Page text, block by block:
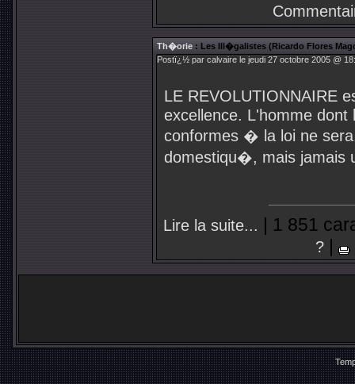
Th�orie : Les Ill�galistes (Ricardo Flores
Postï¿½ par calvaire le jeudi 27 octobre 2005 @
LE REVOLUTIONNAIRE
excellence. L'homme
conformes � la loi ne
domestiqu�, mais jamais
Lire la suite... | 1 851
? |